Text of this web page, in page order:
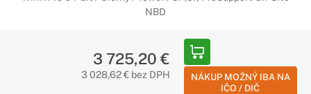
NBD
3 725,20 €
3 028,62 € bez DPH
NÁKUP MOŽNÝ IBA NA
IČO / DIČ